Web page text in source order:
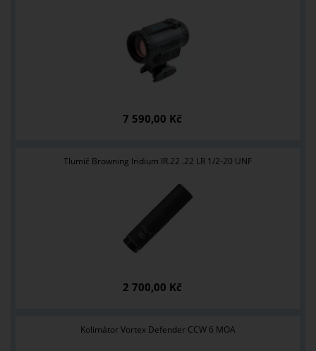
7 590,00 Kč
Tlumič Browning Iridium IR.22 .22 LR 1/2-20 UNF
2 700,00 Kč
Kolimátor Vortex Defender CCW 6 MOA